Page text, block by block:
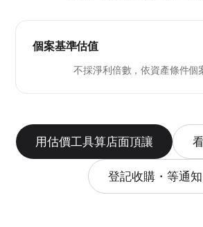
個案基準估值
不採淨利倍數，依資產條件個
用估價工具算店面頂讓
登記收購・等通知